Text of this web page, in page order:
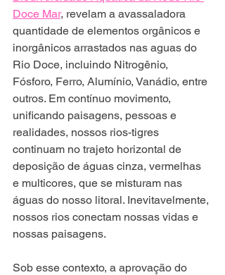
Doce Mar, revelam a avassaladora
quantidade de elementos orgânicos e
inorgânicos arrastados nas aguas do
Rio Doce, incluindo Nitrogênio,
Fósforo, Ferro, Alumínio, Vanádio, entre
outros. Em contínuo movimento,
unificando paisagens, pessoas e
realidades, nossos rios-tigres
continuam no trajeto horizontal de
deposição de águas cinza, vermelhas
e multicores, que se misturam nas
águas do nosso litoral. Inevitavelmente,
nossos rios conectam nossas vidas e
nossas paisagens.
Sob esse contexto, a aprovação do